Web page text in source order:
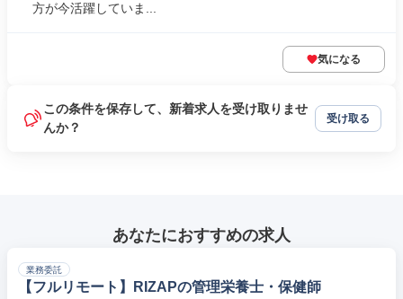
方が今活躍していま...
気になる
この条件を保存して、新着求人を受け取りませ
んか？
受け取る
あなたにおすすめの求人
業務委託
【フルリモート】RIZAPの管理栄養士・保健師